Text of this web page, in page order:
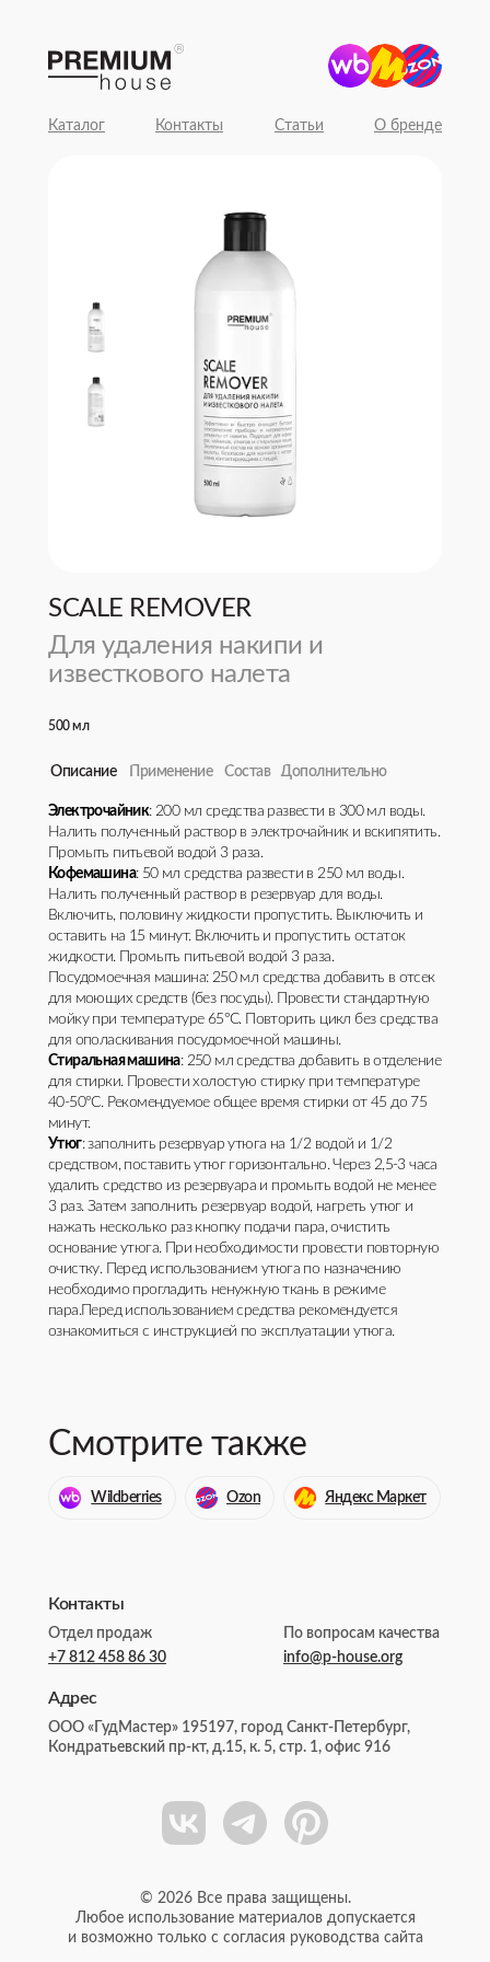
О бренде
Контакты Статьи
Каталог
Дополнительно
Состав
Применение
Описание
Электрочайник: 200 мл средства развести в 300 мл воды.
Налить полученный раствор в электрочайник и вскипятить.
Промыть питьевой водой 3 раза.
Кофемашина: 50 мл средства развести в 250 мл воды.
Налить полученный раствор в резервуар для воды.
Включить, половину жидкости пропустить. Выключить и
оставить на 15 минут. Включить и пропустить остаток
жидкости. Промыть питьевой водой 3 раза.
Посудомоечная машина: 250 мл средства добавить в отсек
для моющих средств (без посуды). Провести стандартную
мойку при температуре 65°С. Повторить цикл без средства
для ополаскивания посудомоечной машины.
Стиральная машина: 250 мл средства добавить в отделение
для стирки. Провести холостую стирку при температуре
40-50°С. Рекомендуемое общее время стирки от 45 до 75
минут.
Утюг: заполнить резервуар утюга на 1/2 водой и 1/2
средством, поставить утюг горизонтально. Через 2,5-3 часа
удалить средство из резервуара и промыть водой не менее
3 раз. Затем заполнить резервуар водой, нагреть утюг и
нажать несколько раз кнопку подачи пара, очистить
основание утюга. При необходимости провести повторную
очистку. Перед использованием утюга по назначению
необходимо прогладить ненужную ткань в режиме
пара.Перед использованием средства рекомендуется
ознакомиться с инструкцией по эксплуатации утюга.
Не использовать для чистки изделий из алюминия, а также
изделий из материалов, чувствительных к кислоте.
Вода > 30 %, смесь органических кислот < 30%,
неионогенный ПАВ < 5 %
Срок годности: 36 месяцев
Аромат: Без отдушки
Смотрите также
Яндекс Маркет
Ozon
Wildberries
500 мл
Для удаления накипи и
известкового налета
SCALE REMOVER
Адрес
ООО «ГудМастер» 195197, город Санкт-Петербург,
Кондратьевский пр-кт, д.15, к. 5, стр. 1, офис 916
info@p-house.org
+7 812 458 86 30
По вопросам качества
Отдел продаж
Контакты
© 2026 Все права защищены.
Любое использование материалов допускается
и возможно только с согласия руководства сайта